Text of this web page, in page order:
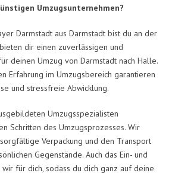
Umzugsunternehmen?
Darmstadt aus Darmstadt bist du an der
dir einen zuverlässigen und
deinen Umzug von Darmstadt nach Halle.
Erfahrung im Umzugsbereich garantieren
und stressfreie Abwicklung.
Umzugsspezialisten
Schritten des Umzugsprozesses. Wir
Verpackung und den Transport
Gegenstände. Auch das Ein- und
für dich, sodass du dich ganz auf deine